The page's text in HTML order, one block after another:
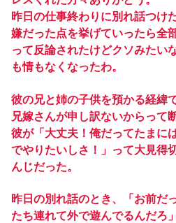
昨日の仕事終わりに別れ話つけた
嫌だった点を挙げていったら全
って反論されたけどクソみたい
も情もなくなったわ。
彼の兄と姉の子供を預かる経緯
兄嫁さんが申し訳ないからって
彼が「大丈夫！俺だってたまに
でやりたいしさ！」って大見得
んじだった。
昨日の別れ話のとき、「お前だ
たち連れて外で遊んでるんだろ